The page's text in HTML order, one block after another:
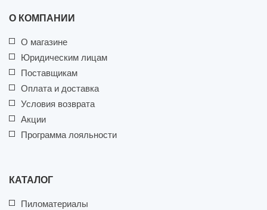
О КОМПАНИИ
О магазине
Юридическим лицам
Поставщикам
Оплата и доставка
Условия возврата
Акции
Программа лояльности
КАТАЛОГ
Пиломатериалы